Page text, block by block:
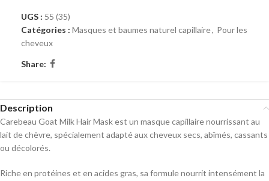
UGS : 55 (35)
Catégories : Masques et baumes naturel capillaire, Pour les
cheveux
Share:
Description
Carebeau Goat Milk Hair Mask est un masque capillaire nourrissant au
lait de chèvre, spécialement adapté aux cheveux secs, abîmés, cassants
ou décolorés.
Riche en protéines et en acides gras, sa formule nourrit intensément la